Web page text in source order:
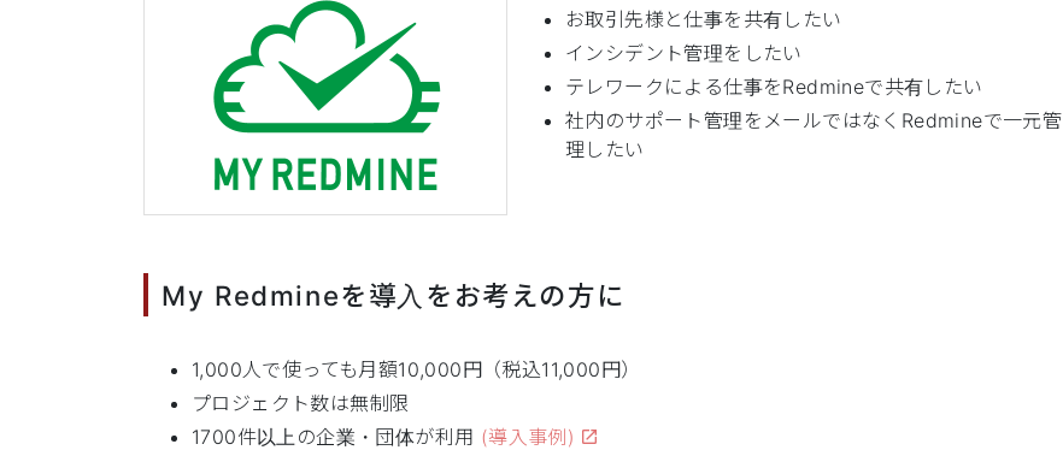
お取引先様と仕事を共有したい
インシデント管理をしたい
テレワークによる仕事をRedmineで共有したい
社内のサポート管理をメールではなくRedmineで一元管
理したい
My Redmineを導入をお考えの方に
1,000人で使っても月額10,000円（税込11,000円）
プロジェクト数は無制限
1700件以上の企業・団体が利用 (導入事例)